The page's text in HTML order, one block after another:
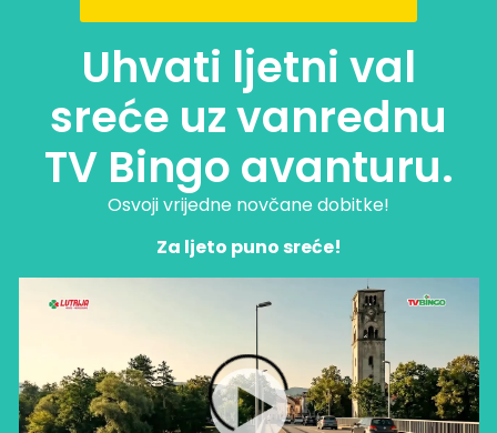
Uhvati ljetni val
sreće uz vanrednu
TV Bingo avanturu.
Osvoji vrijedne novčane dobitke!
Za ljeto puno sreće!